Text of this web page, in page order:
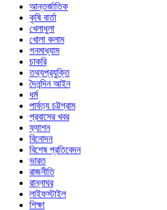
আন্তর্জাতিক
কৃষি বার্তা
খেলাধুলা
খোলা কলাম
গনমাধ্যাম
চাকরি
তথ্যপ্রযুক্তি
দৈনন্দিন আইন
ধর্ম
পার্বত্য চট্টগ্রাম
প্রবাসের খবর
ফ্যাশন
বিনোদন
বিশেষ প্রতিবেদন
ভারত
রাজনীতি
রান্নাঘর
লাইফস্টাইল
শিক্ষা